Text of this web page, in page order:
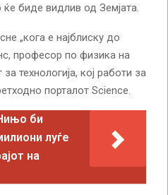
ќе биде видлив од Земјата.
„кога е најблиску до
професор по физика на
технологија, кој работи за
порталот Science.
би
луѓе
на